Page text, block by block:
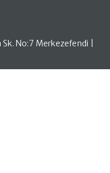
No:7 Merkezefendi |